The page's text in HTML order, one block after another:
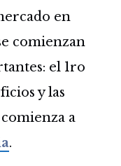
en
comienzan
el 1ro
y las
a
.